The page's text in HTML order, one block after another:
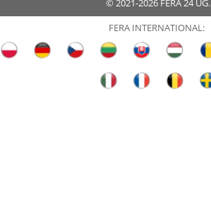
© 2021-2026 FERA 24 UG.
FERA INTERNATIONAL: